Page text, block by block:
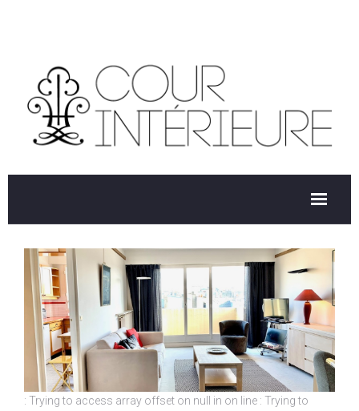
: Trying to access array offset on null in on line : Trying to